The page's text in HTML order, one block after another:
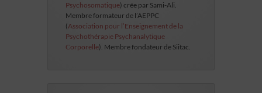
Psychosomatique) crée par Sami-Ali.
Membre formateur de l’AEPPC
(Association pour l’Enseignement de la
Psychothérapie Psychanalytique
Corporelle). Membre fondateur de Siitac.